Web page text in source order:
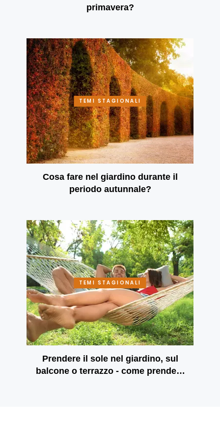
primavera?
TEMI STAGIONALI
Cosa fare nel giardino durante il
periodo autunnale?
TEMI STAGIONALI
Prendere il sole nel giardino, sul
balcone o terrazzo - come prendere